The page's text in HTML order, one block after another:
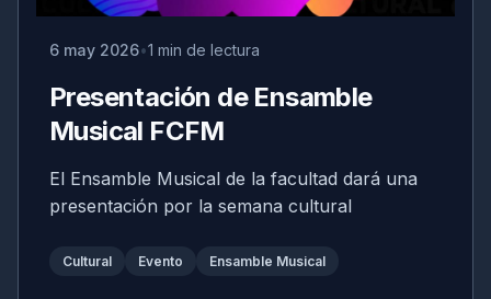
6 may 2026 1 min de lectura
Presentación de Ensamble
Musical FCFM
El Ensamble Musical de la facultad dará una
presentación por la semana cultural
Cultural Evento Ensamble Musical